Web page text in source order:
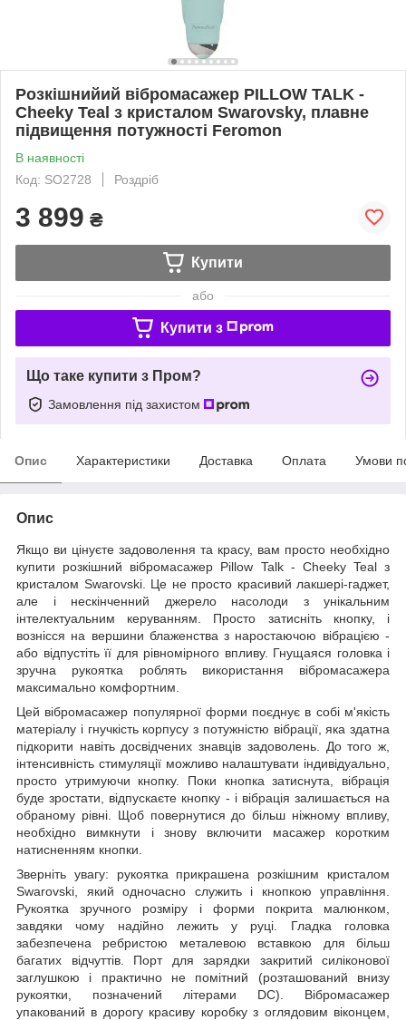
Розкішнийий вібромасажер PILLOW TALK -
Cheeky Teal з кристалом Swarovsky, плавне
підвищення потужності Feromon
В наявності
Код: SO2728
Роздріб
3 899 ₴
Купити
або
Купити з
Що таке купити з Пром?
Замовлення під захистом
Опис Характеристики Доставка Оплата Умови
Опис
Якщо ви цінуєте задоволення та красу, вам просто необхідно
купити розкішний вібромасажер Pillow Talk - Cheeky Teal з
кристалом Swarovski. Це не просто красивий лакшері-гаджет,
але і нескінченний джерело насолоди з унікальним
інтелектуальним керуванням. Просто затисніть кнопку, і
вознісся на вершини блаженства з наростаючою вібрацією -
або відпустіть її для рівномірного впливу. Гнущаяся головка і
зручна рукоятка роблять використання вібромасажера
максимально комфортним.
Цей вібромасажер популярної форми поєднує в собі м'якість
матеріалу і гнучкість корпусу з потужністю вібрації, яка здатна
підкорити навіть досвідчених знавців задоволень. До того ж,
інтенсивність стимуляції можливо налаштувати індивідуально,
просто утримуючи кнопку. Поки кнопка затиснута, вібрація
буде зростати, відпускаєте кнопку - і вібрація залишається на
обраному рівні. Щоб повернутися до більш ніжному впливу,
необхідно вимкнути і знову включити масажер коротким
натисненням кнопки.
Зверніть увагу: рукоятка прикрашена розкішним кристалом
Swarovski, який одночасно служить і кнопкою управління.
Рукоятка зручного розміру і форми покрита малюнком,
завдяки чому надійно лежить у руці. Гладка головка
забезпечена ребристою металевою вставкою для більш
багатих відчуттів. Порт для зарядки закритий силіконової
заглушкою і практично не помітний (розташований внизу
рукоятки, позначений літерами DC). Вібромасажер
упакований в дорогу красиву коробку з оглядовим віконцем,